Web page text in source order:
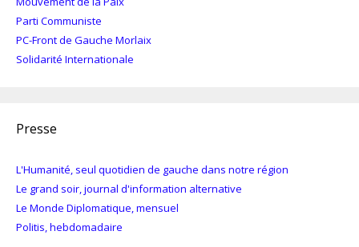
Parti Communiste
PC-Front de Gauche Morlaix
Solidarité Internationale
Presse
L'Humanité, seul quotidien de gauche dans notre région
Le grand soir, journal d'information alternative
Le Monde Diplomatique, mensuel
Politis, hebdomadaire